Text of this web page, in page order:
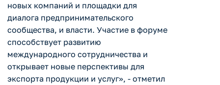
новых компаний и площадки для
диалога предпринимательского
сообщества, и власти. Участие в форуме
способствует развитию
международного сотрудничества и
открывает новые перспективы для
экспорта продукции и услуг», - отметил